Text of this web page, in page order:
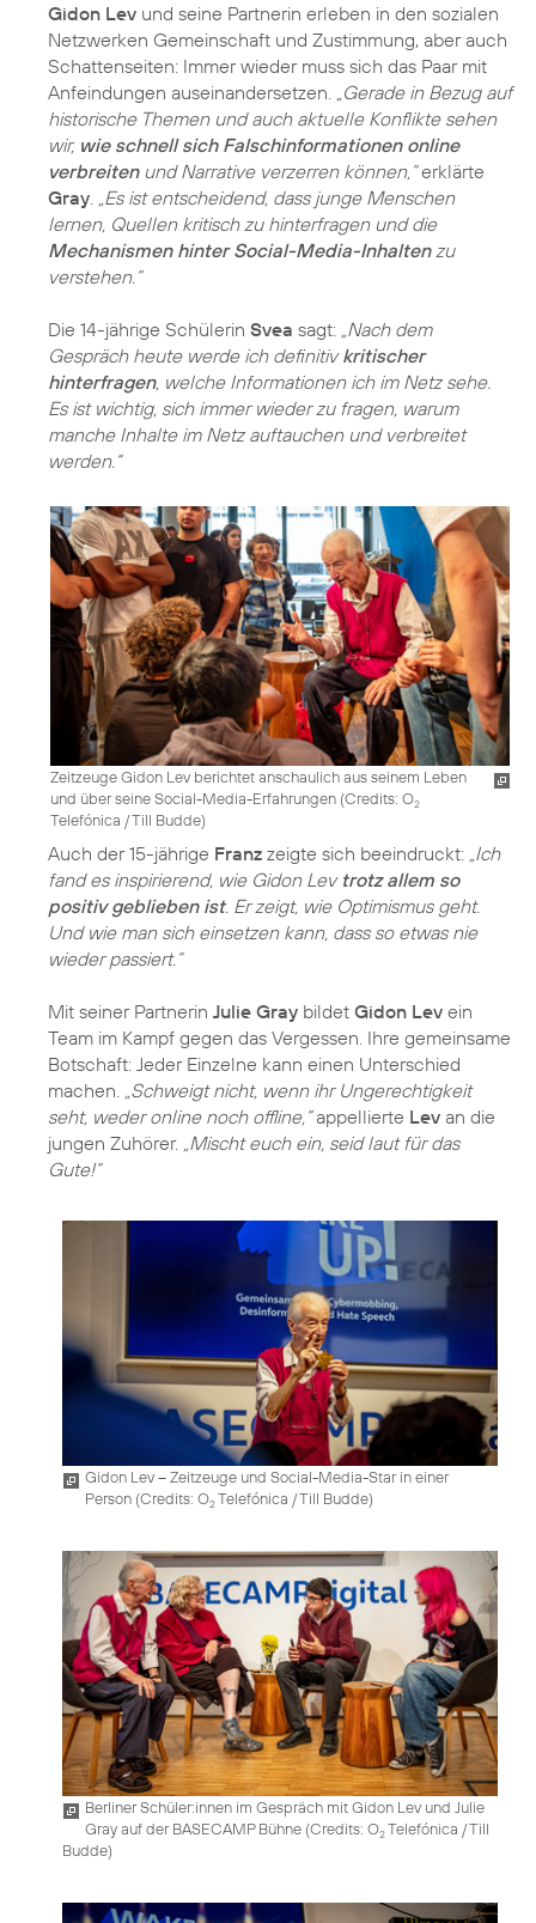
Gidon Lev und seine Partnerin erleben in den sozialen
Netzwerken Gemeinschaft und Zustimmung, aber auch
Schattenseiten: Immer wieder muss sich das Paar mit
Anfeindungen auseinandersetzen. „Gerade in Bezug auf
historische Themen und auch aktuelle Konflikte sehen
wir, wie schnell sich Falschinformationen online
verbreitenund Narrative verzerren können,“erklärte
Gray. „Es ist entscheidend, dass junge Menschen
lernen, Quellen kritisch zu hinterfragen und die
Mechanismen hinter Social-Media-Inhaltenzu
verstehen.“
Die 14-jährige Schülerin Svea sagt: „Nach dem
Gespräch heute werde ich definitivkritischer
hinterfragen, welche Informationen ich im Netz sehe.
Es ist wichtig, sich immer wieder zu fragen, warum
manche Inhalte im Netz auftauchen und verbreitet
werden.“
Zeitzeuge Gidon Lev berichtet anschaulich aus seinem Leben
und über seine Social-Media-Erfahrungen (Credits: O2
Telefónica / Till Budde)
Auch der 15-jährige Franz zeigte sich beeindruckt: „Ich
fand es inspirierend, wie Gidon Lev trotz allem so
positiv geblieben ist. Er zeigt, wie Optimismus geht.
Und wie man sich einsetzen kann, dass so etwas nie
wieder passiert.“
Mit seiner Partnerin Julie Gray bildet Gidon Lev ein
Team im Kampf gegen das Vergessen. Ihre gemeinsame
Botschaft: Jeder Einzelne kann einen Unterschied
machen.
„Schweigt nicht, wenn ihr Ungerechtigkeit
seht, weder online noch offline,“appellierte Lev an die
jungen Zuhörer. „Mischt euch ein, seid laut für das
Gute!“
Gidon Lev – Zeitzeuge und Social-Media-Star in einer
Person (Credits: O2Telefónica / Till Budde)
Berliner Schüler:innen im Gespräch mit Gidon Lev und Julie
Gray auf der BASECAMP Bühne (Credits: O2Telefónica / Till
Budde)